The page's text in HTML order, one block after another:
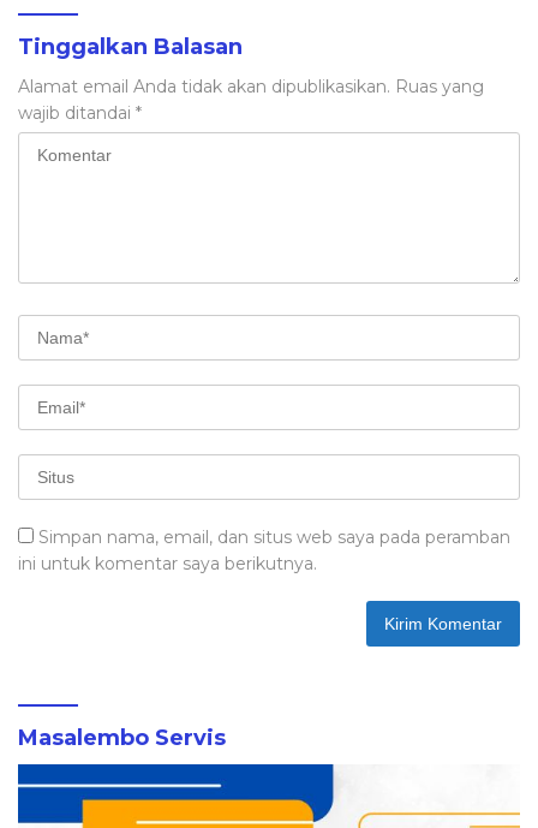
Tinggalkan Balasan
Alamat email Anda tidak akan dipublikasikan. Ruas yang
wajib ditandai *
Simpan nama, email, dan situs web saya pada peramban
ini untuk komentar saya berikutnya.
Masalembo Servis